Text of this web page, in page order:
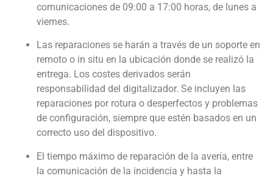
comunicaciones de 09:00 a 17:00 horas, de lunes a
viernes.
Las reparaciones se harán a través de un soporte en
remoto o in situ en la ubicación donde se realizó la
entrega. Los costes derivados serán
responsabilidad del digitalizador. Se incluyen las
reparaciones por rotura o desperfectos y problemas
de configuración, siempre que estén basados en un
correcto uso del dispositivo.
El tiempo máximo de reparación de la avería, entre
la comunicación de la incidencia y hasta la